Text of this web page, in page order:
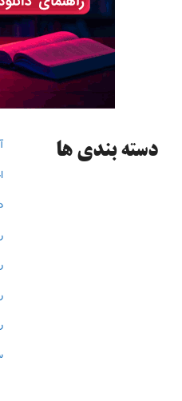
دسته‌ بندی ها